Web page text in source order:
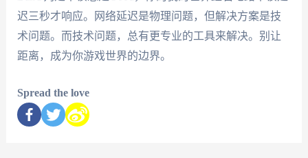
迟三秒才响应。网络延迟是物理问题，但解决方案是技
术问题。而技术问题，总有更专业的工具来解决。别让
距离，成为你游戏世界的边界。
Spread the love